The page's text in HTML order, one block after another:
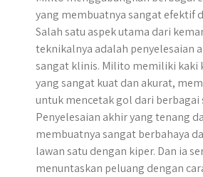
yang membuatnya sangat efektif
Salah satu aspek utama dari
teknikalnya adalah penyelesaian
sangat klinis. Milito memiliki kaki
yang sangat kuat dan akurat,
untuk mencetak gol dari berbagai
Penyelesaian akhir yang tenang
membuatnya sangat berbahaya
lawan satu dengan kiper. Dan ia
menuntaskan peluang dengan